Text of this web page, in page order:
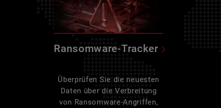
Ransomware-Tracker
Überprüfen Sie die neuesten
Daten über die Verbreitung
von Ransomware-Angriffen,